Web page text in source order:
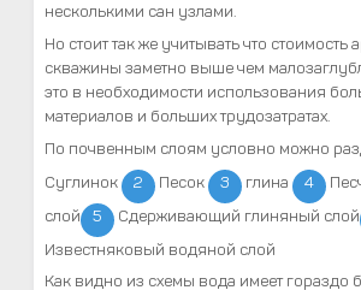
несколькими сан узлами.
Но стоит так же учитывать что стоимость
скважины заметно выше чем
это в необходимости использования
материалов и больших трудозатратах.
По почвенным слоям условно можно
Суглинок
2 Песок 3 глина 4
слой
5 Сдерживающий глиняный слой
Известняковый водяной слой
Как видно из схемы вода имеет гораздо